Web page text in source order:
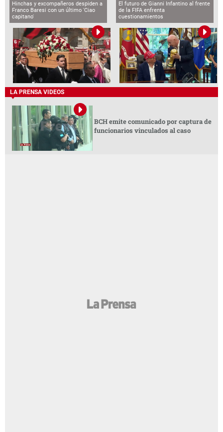
Hinchas y excompañeros despiden a
Franco Baresi con un último 'Ciao
capitano'
El futuro de Gianni Infantino al frente
de la FIFA enfrenta
cuestionamientos
LA PRENSA VIDEOS
BCH emite comunicado por captura de
funcionarios vinculados al caso